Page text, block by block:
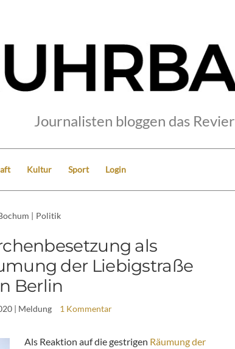
Journalisten bloggen das Revier
Kultur Sport Login
| Politik
als
der Liebigstraße
Berlin
| Meldung 1 Kommentar
Als Reaktion auf die gestrigen Räumung der